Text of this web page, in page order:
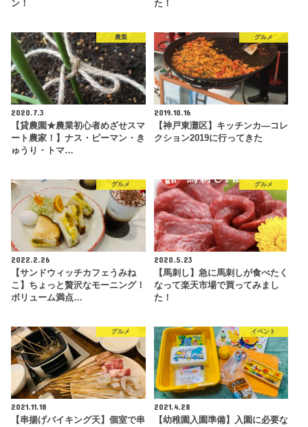
ン！
た！
農業
2020.7.3
【貸農園★農業初心者めざせスマ
ート農家！】ナス・ピーマン・き
ゅうり・トマ…
グルメ
2019.10.16
【神戸東灘区】キッチンカ―コレ
クション2019に行ってきた
グルメ
2022.2.26
【サンドウィッチカフェうみね
こ】ちょっと贅沢なモーニング！
ボリューム満点…
グルメ
2020.5.23
【馬刺し】急に馬刺しが食べたく
なって楽天市場で買ってみまし
た！
グルメ
2021.11.18
【串揚げバイキング天】個室で串
イベント
2021.4.28
【幼稚園入園準備】入園に必要な